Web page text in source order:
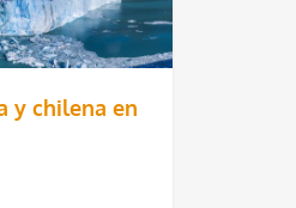
y chilena en